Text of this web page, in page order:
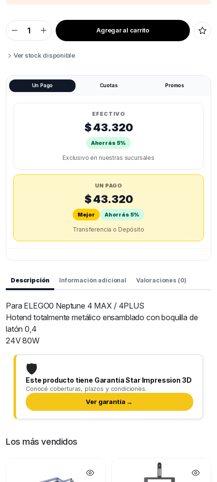
HOTEND
ELEGOO
4
MAX
Agregar al carrito
Ver stock disponible
Un Pago Cuotas Promos
EFECTIVO
$ 43.320
Ahorrás 5%
Exclusivo en nuestras sucursales
UN PAGO
$ 43.320
Mejor Ahorrás 5%
Transferencia o Depósito
Descripción Información adicional Valoraciones (0)
Para ELEGO0 Neptune 4 MAX / 4PLUS
Hotend totalmente metálico ensamblado con boquilla de
latón 0,4
24V 80W
🛡️
Este producto tiene Garantía Star Impression 3D
Conocé coberturas, plazos y condiciones.
Ver garantía →
Los más vendidos